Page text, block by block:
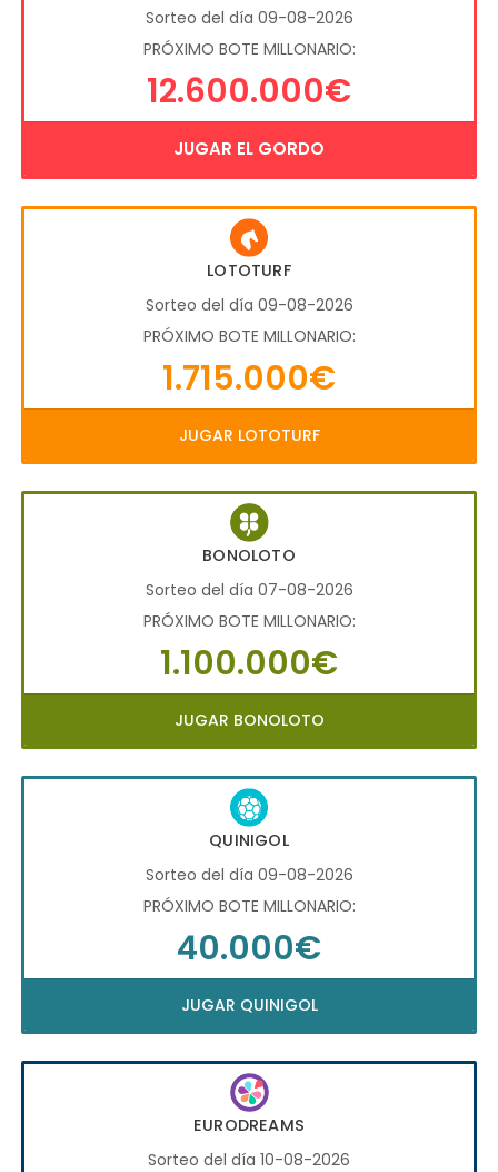
Sorteo del día 09-08-2026
PRÓXIMO BOTE MILLONARIO:
12.600.000€
JUGAR EL GORDO
LOTOTURF
Sorteo del día 09-08-2026
PRÓXIMO BOTE MILLONARIO:
1.715.000€
JUGAR LOTOTURF
BONOLOTO
Sorteo del día 07-08-2026
PRÓXIMO BOTE MILLONARIO:
1.100.000€
JUGAR BONOLOTO
QUINIGOL
Sorteo del día 09-08-2026
PRÓXIMO BOTE MILLONARIO:
40.000€
JUGAR QUINIGOL
EURODREAMS
Sorteo del día 10-08-2026